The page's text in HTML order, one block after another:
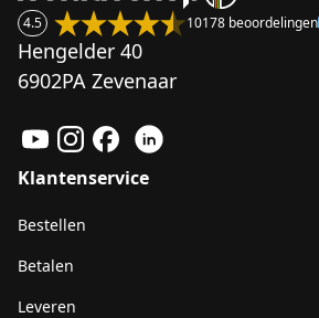
4.5 10178 beoordelingen
Hengelder 40
6902PA Zevenaar
Klantenservice
Bestellen
Betalen
Leveren